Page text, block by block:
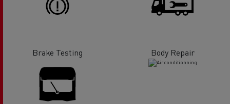
Brake Testing Body Repair